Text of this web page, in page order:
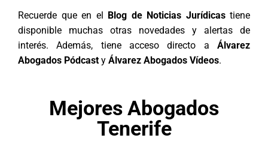
Recuerde que en el
Blog de Noticias Jurídicastiene
disponible muchas otras novedades y alertas de
interés. Además, tiene acceso directo a Álvarez
Abogados Pódcast y Álvarez Abogados Vídeos.
Mejores Abogados
Tenerife